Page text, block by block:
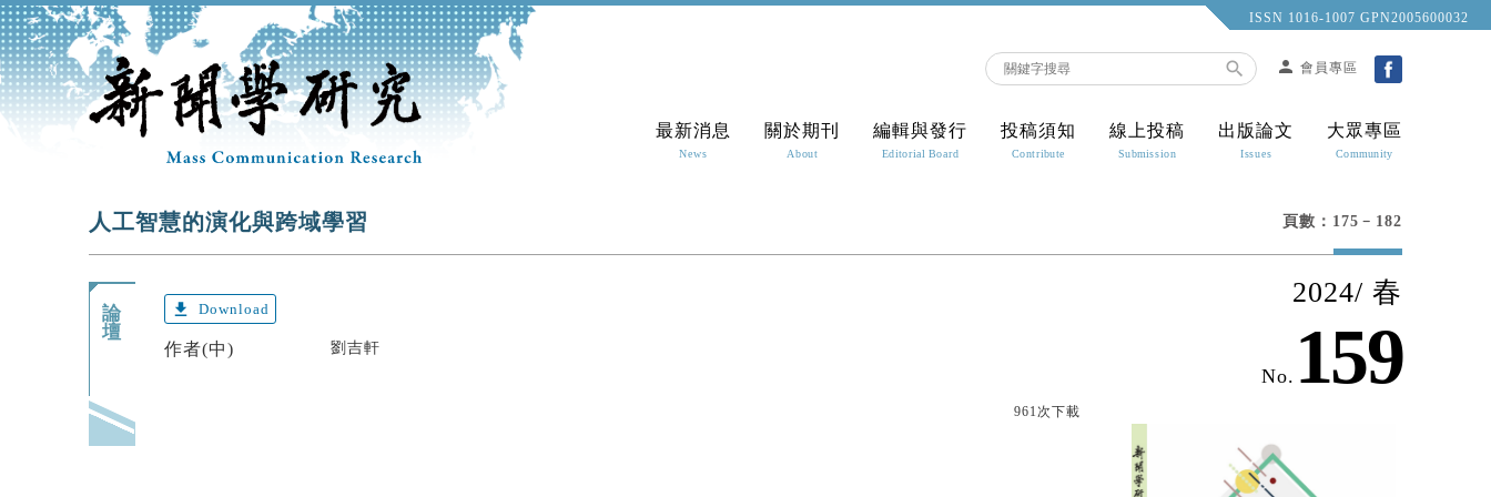
ISSN 1016-1007 GPN2005600032
 person 會員專區
最新消息
News
關於期刊
About
編輯與發行
Editorial Board
投稿須知
Contribute
線上投稿
Submission
出版論文
Issues
大眾專區
Community
頁數：175﹣182
人工智慧的演化與跨域學習
論
壇
Download
get_app
作者(中) 劉吉軒
961次下載
2024/ 春
No. 159